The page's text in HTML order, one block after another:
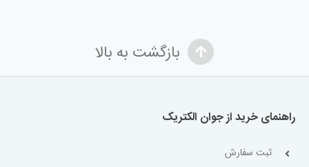
بازگشت به بالا
راهنمای خرید از جوان الکتریک
ثبت سفارش